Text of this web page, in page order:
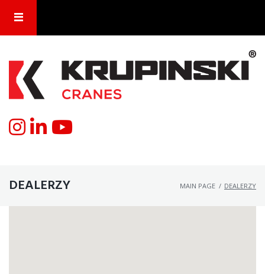
DEALERZY MAIN PAGE / DEALERZY